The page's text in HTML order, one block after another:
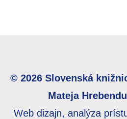
© 2026 Slovenská
Mateja
Web dizajn, analýza